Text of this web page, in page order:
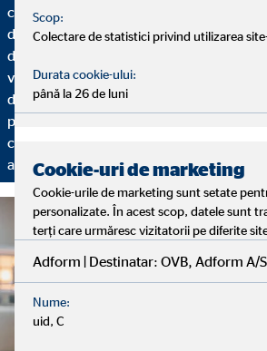
cunosc: Cum arată situația
deja planuri pentru viitor? Care sunt
dumneavoastră? Apoi, urmează discuția
vă prezint o soluție financiară adaptată
dumneavoastră individuale. Pentru a
planificarea financiară la circumstanțele
curente, vă stăm la dispoziție și cu discuții
actualizare.
Scop:
Colectare de statistici privind utilizarea
Durata cookie-ului:
până la 26 de luni
Cookie-uri de marketing
Cookie-urile de marketing sunt setate
personalizate. În acest scop, datele sunt
terți care urmăresc vizitatorii pe diferite
Adform | Destinatar: OVB, Adform A/S
Nume:
uid, C